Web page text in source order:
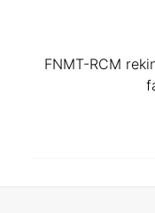
FNMT-RCM